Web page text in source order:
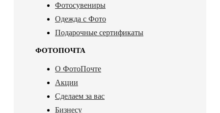
Фотосувениры
Одежда с Фото
Подарочные сертификаты
ФОТОПОЧТА
О ФотоПочте
Акции
Сделаем за вас
Бизнесу